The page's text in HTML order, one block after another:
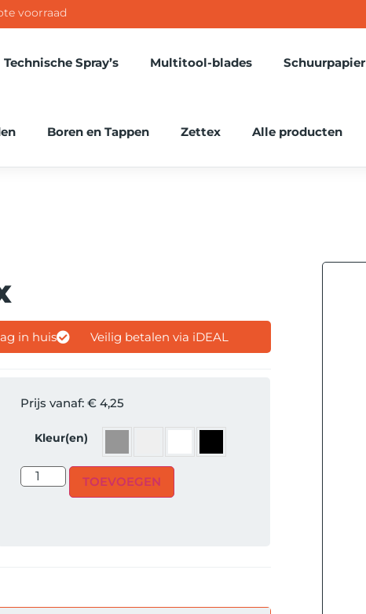
voorraad
Technische Spray’s Multitool-blades Schuurpapier
Boren en Tappen Zettex Alle producten
in huis Veilig betalen via iDEAL
Prijs vanaf: € 4,25
Kleur(en)
TOEVOEGEN